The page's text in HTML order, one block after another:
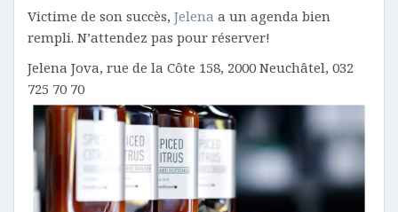
Victime de son succès, Jelena a un agenda bien
rempli. N’attendez pas pour réserver!
Jelena Jova, rue de la Côte 158, 2000 Neuchâtel, 032
725 70 70